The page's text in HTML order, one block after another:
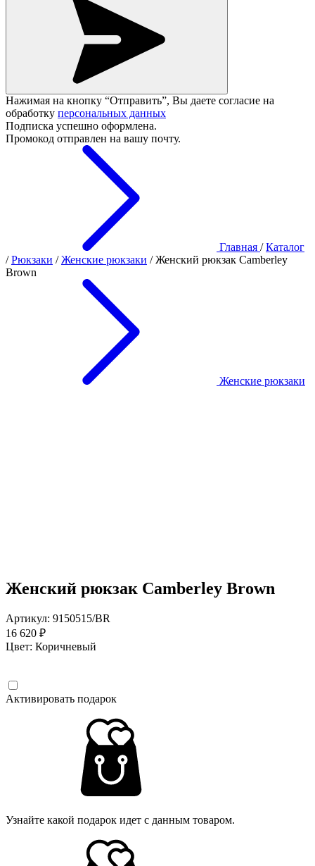
Нажимая на кнопку “Отправить”, Вы даете согласие на
обработку персональных данных
Подписка успешно оформлена.
Промокод отправлен на вашу почту.
Главная / Каталог
/ Рюкзаки / Женские рюкзаки / Женский рюкзак Camberley
Brown
Женские рюкзаки
Женский рюкзак Camberley Brown
Артикул: 9150515/BR
16 620 ₽
Цвет: Коричневый
Активировать подарок
Узнайте какой подарок идет с данным товаром.